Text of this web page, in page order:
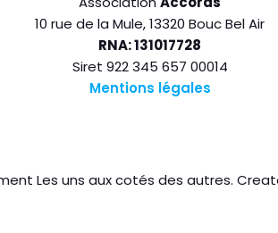
10 rue de la Mule, 13320 Bouc Bel Air
RNA: 131017728
Siret 922 345 657 00014
Mentions légales
Les uns aux cotés des autres.